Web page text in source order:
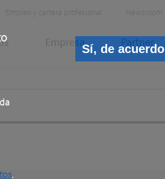
.
Sí, de acuerdo
Empleo y carrera profesional Newsroom
Empresa Partner